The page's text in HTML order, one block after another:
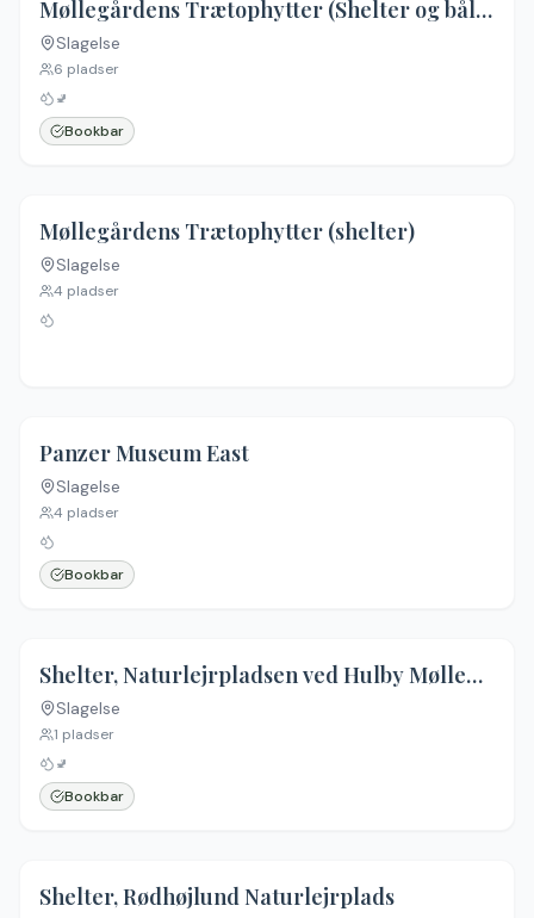
Ingen billeder
Møllegårdens Trætophytter (Shelter og bålhytte)
Slagelse
6 pladser
🚽
Bookbar
Ingen billeder
Møllegårdens Trætophytter (shelter)
Slagelse
4 pladser
Ingen billeder
Panzer Museum East
Slagelse
4 pladser
Bookbar
Ingen billeder
Shelter, Naturlejrpladsen ved Hulby Møllegård
Slagelse
1 pladser
🚽
Bookbar
Shelter, Rødhøjlund Naturlejrplads